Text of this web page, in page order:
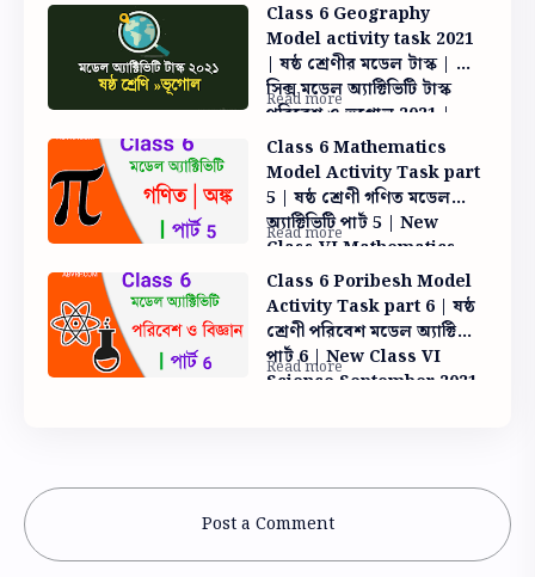
Class 6 Geography
Model activity task 2021
| ষষ্ঠ শ্রেণীর মডেল টাস্ক | ক্লাস
সিক্স মডেল অ্যাক্টিভিটি টাস্ক
পরিবেশ ও ভূগোল 2021 |
তারার রঙের সঙ্গে উষ্ণতার
সম্পর্ক লেখো
Class 6 Mathematics
Model Activity Task part
5 | ষষ্ঠ শ্রেণী গণিত মডেল
অ্যাক্টিভিটি পার্ট 5 | New
Class VI Mathematics
August 2021 part 5 model
activity
Class 6 Poribesh Model
Activity Task part 6 | ষষ্ঠ
শ্রেণী পরিবেশ মডেল অ্যাক্টিভিটি
পার্ট 6 | New Class VI
Science September 2021
Post a Comment